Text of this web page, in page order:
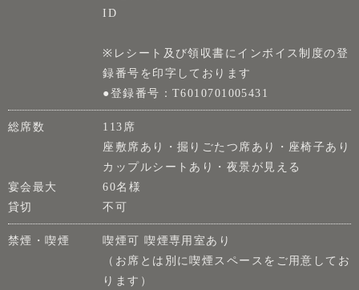
ID
※レシート及び領収書にインボイス制度の登
録番号を印字しております
●登録番号：T6010701005431
総席数
113席
座敷席あり・掘りごたつ席あり・座椅子あり
カップルシートあり・夜景が見える
宴会最大
60名様
貸切
不可
禁煙・喫煙
喫煙可 喫煙専用室あり
（お席とは別に喫煙スペースをご用意してお
ります）